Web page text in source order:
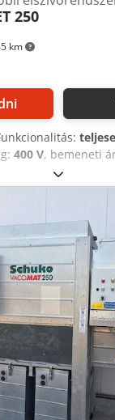
km
250
400 V, bemeneti
Alko Mobil JET 250
A szűrőt
tisztítják, ami
A ventilátor a
minimálisra
széles
elszívásához,
során.
m³/h Vákuum:
vissza